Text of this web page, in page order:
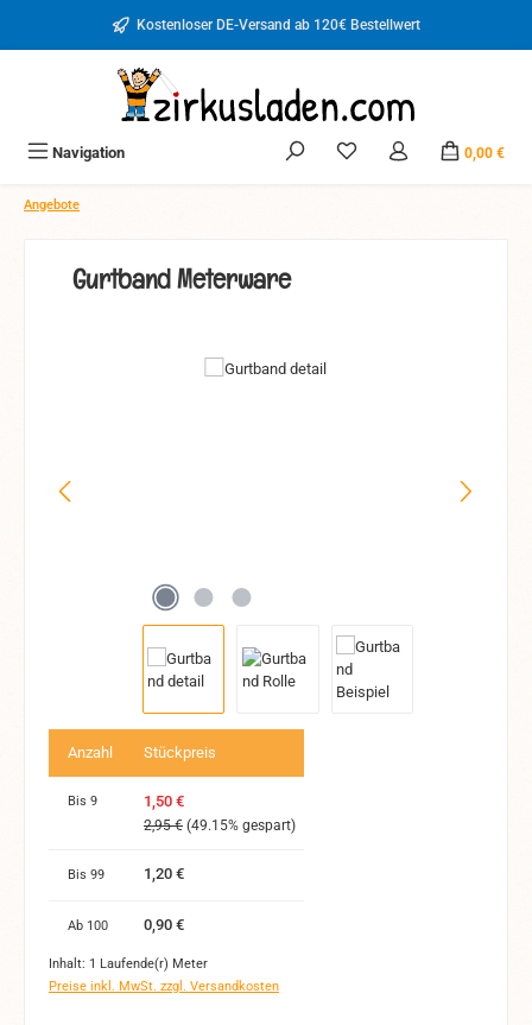
Zum Hauptinhalt springenKostenloser DE-Versand ab 120€ Bestellwert
Navigation Du hast 0 Produkte auf
0,00 €
Angebote
Gurtband Meterware
Anzahl Stückpreis
Bis 9 1,50 €
2,95 € (49.15% gespart)
Bis 99 1,20 €
Ab 100 0,90 €
Inhalt: 1 Laufende(r) Meter
Preise inkl. MwSt. zzgl. Versandkosten